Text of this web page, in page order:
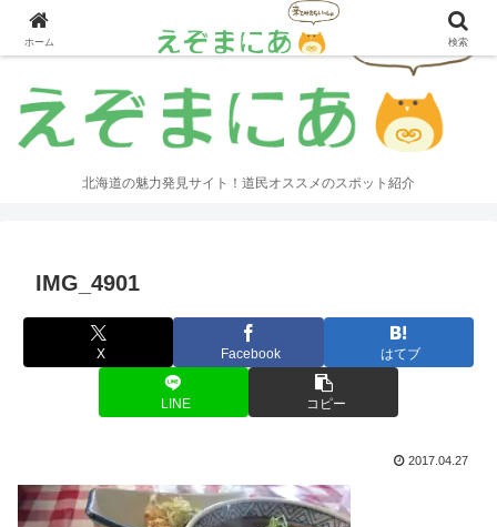
北海道の魅力発見サイト！道民オススメのスポット紹介
IMG_4901
X Facebook はてブ
LINE コピー
2017.04.27
ホーム 検索